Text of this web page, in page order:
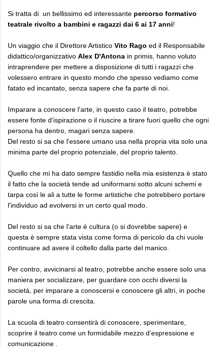
Si tratta di un bellissimo ed interessante percorso formativo
teatrale rivolto a bambini e ragazzi dai 6 ai 17 anni!
Un viaggio che il Direttore Artistico Vito Rago ed il Responsabile
didattico/organizzativo Alex D'Antona in primis, hanno voluto
intraprendere per mettere a disposizione di tutti i ragazzi che
volessero entrare in questo mondo che spesso vediamo come
fatato ed incantato, senza sapere che fa parte di noi.
Imparare a conoscere l'arte, in questo caso il teatro, potrebbe
essere fonte d'ispirazione o il riuscire a tirare fuori quello che ogni
persona ha dentro, magari senza sapere.
Del resto si sa che l'essere umano usa nella propria vita solo una
minima parte del proprio potenziale, del proprio talento.
Quello che mi ha dato sempre fastidio nella mia esistenza è stato
il fatto che la società tende ad uniformarsi sotto alcuni schemi e
tarpa così le ali a tutte le forme artistiche che potrebbero portare
l'individuo ad evolversi in un certo qual modo.
Del resto si sa che l'arte è cultura (o si dovrebbe sapere) e
questa è sempre stata vista come forma di pericolo da chi vuole
continuare ad avere il coltello dalla parte del manico.
Per contro, avvicinarsi al teatro, potrebbe anche essere solo una
maniera per socializzare, per guardare con occhi diversi la
società, per imparare a conoscersi e conoscere gli altri, in poche
parole una forma di crescita.
La scuola di teatro consentirà di conoscere, sperimentare,
scoprire il teatro come un formidabile mezzo d’espressione e
comunicazione .